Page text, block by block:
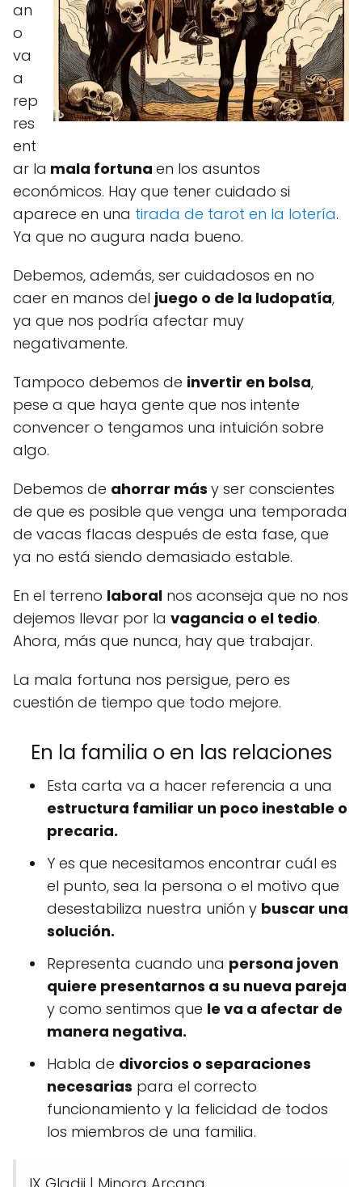
an
o
va
a
rep
res
ent
ar la mala fortuna en los asuntos
económicos. Hay que tener cuidado si
aparece en una tirada de tarot en la lotería.
Ya que no augura nada bueno.
Debemos, además, ser cuidadosos en no
caer en manos del juego o de la ludopatía,
ya que nos podría afectar muy
negativamente.
Tampoco debemos de invertir en bolsa,
pese a que haya gente que nos intente
convencer o tengamos una intuición sobre
algo.
Debemos de ahorrar más y ser conscientes
de que es posible que venga una temporada
de vacas flacas después de esta fase, que
ya no está siendo demasiado estable.
En el terreno laboral nos aconseja que no nos
dejemos llevar por la vagancia o el tedio.
Ahora, más que nunca, hay que trabajar.
La mala fortuna nos persigue, pero es
cuestión de tiempo que todo mejore.
En la familia o en las relaciones
Esta carta va a hacer referencia a una
estructura familiar un poco inestable o
precaria.
Y es que necesitamos encontrar cuál es
el punto, sea la persona o el motivo que
desestabiliza nuestra unión y buscar una
solución.
Representa cuando una persona joven
quiere presentarnos a su nueva pareja
y como sentimos que le va a afectar de
manera negativa.
Habla de divorcios o separaciones
necesarias para el correcto
funcionamiento y la felicidad de todos
los miembros de una familia.